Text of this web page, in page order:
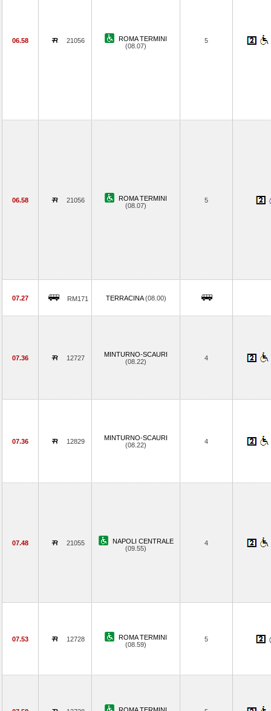
06.58 21056
ROMA TERMINI
(08.07)
5
06.58 21056
ROMA TERMINI
(08.07)
5
07.27 RM171 TERRACINA(08.00)
07.36 12727
MINTURNO-SCAURI
(08.22)
4
07.36 12829
MINTURNO-SCAURI
(08.22)
4
07.48 21055
NAPOLI CENTRALE
(09.55)
4
07.53 12728
ROMA TERMINI
(08.59)
5